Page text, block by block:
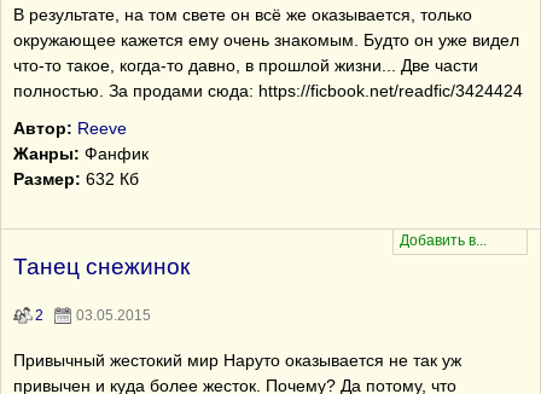
В результате, на том свете он всё же оказывается, только
окружающее кажется ему очень знакомым. Будто он уже видел
что-то такое, когда-то давно, в прошлой жизни... Две части
полностью. За продами сюда: https://ficbook.net/readfic/3424424
Автор: Reeve
Жанры: Фанфик
Размер: 632 Кб
Танец снежинок
2 03.05.2015
Привычный жестокий мир Наруто оказывается не так уж
привычен и куда более жесток. Почему? Да потому, что